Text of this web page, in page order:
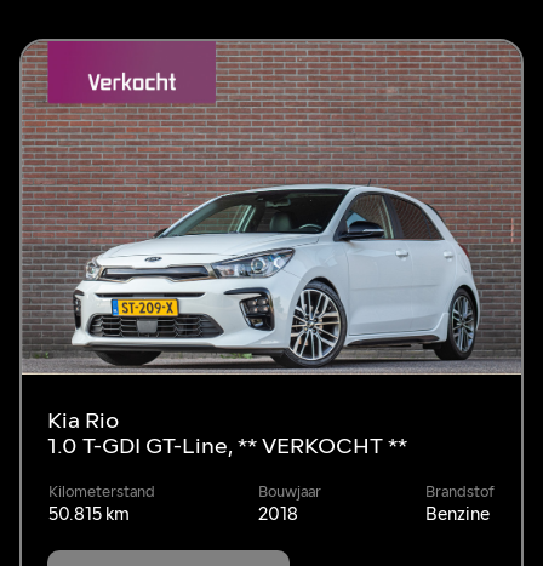
Kia Rio
1.0 T-GDI GT-Line, ** VERKOCHT **
Kilometerstand
50.815 km
Bouwjaar
2018
Brandstof
Benzine